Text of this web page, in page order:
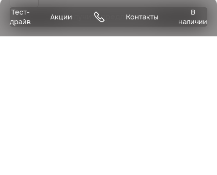
Получить предложение
Тест-
драйв
Акции Контакты
В
наличии